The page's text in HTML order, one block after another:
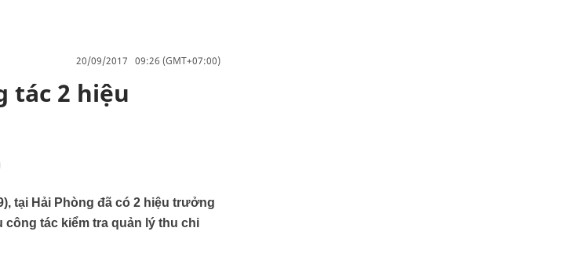
20/09/2017 09:26 (GMT+07:00)
tác 2 hiệu
tại Hải Phòng đã có 2 hiệu trưởng
tác kiểm tra quản lý thu chi